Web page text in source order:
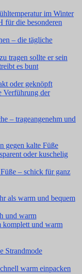
im Winter
für die besonderen
– die tägliche
tragen sollte er sein
es bunt
oder geknöpft
Verführung der
– trageangenehm und
gegen kalte Füße
oder kuschelig
– schick für ganz
als warm und bequem
und warm
komplett und warm
Strandmode
warm einpacken